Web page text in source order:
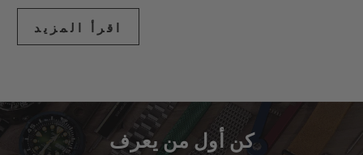
اقرأ المزيد
كن أول من يعرف